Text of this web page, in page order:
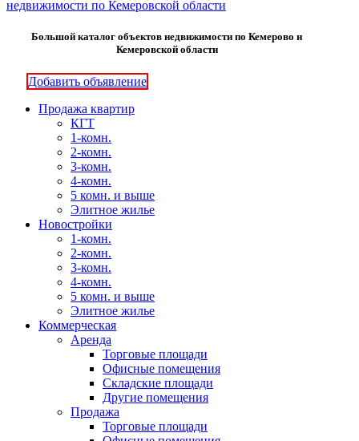
Большой каталог объектов недвижимости по Кемерово и
Кемеровской области
Добавить объявление
Продажа квартир
КГТ
1-комн.
2-комн.
3-комн.
4-комн.
5 комн. и выше
Элитное жилье
Новостройки
1-комн.
2-комн.
3-комн.
4-комн.
5 комн. и выше
Элитное жилье
Коммерческая
Аренда
Торговые площади
Офисные помещения
Складские площади
Другие помещения
Продажа
Торговые площади